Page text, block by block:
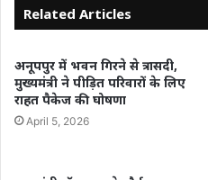
Related Articles
अनूपपुर में भवन गिरने से त्रासदी,
मुख्यमंत्री ने पीड़ित परिवारों के लिए
राहत पैकेज की घोषणा
April 5, 2026